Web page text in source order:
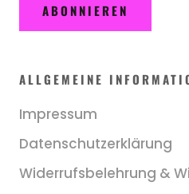
ABONNIEREN
ALLGEMEINE
Impressum
Datenschutzerklärung
Widerrufsbelehrung &